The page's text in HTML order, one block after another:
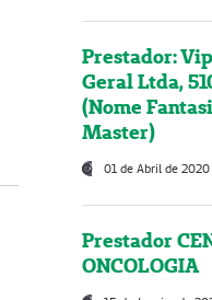
Prestador:
Geral Ltda,
(Nome
Master)
01 de Abril de 2020
Prestador
ONCOLOGIA